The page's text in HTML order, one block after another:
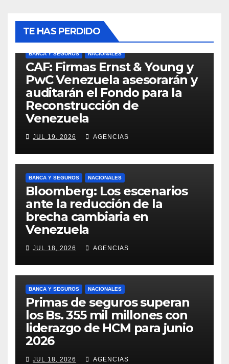
TE HAS PERDIDO
BANCA Y SEGUROS NACIONALES
CAF: Firmas Ernst & Young y
PwC Venezuela asesorarán y
auditarán el Fondo para la
Reconstrucción de
Venezuela
JUL 19, 2026 AGENCIAS
BANCA Y SEGUROS NACIONALES
Bloomberg: Los escenarios
ante la reducción de la
brecha cambiaria en
Venezuela
JUL 18, 2026 AGENCIAS
BANCA Y SEGUROS NACIONALES
Primas de seguros superan
los Bs. 355 mil millones con
liderazgo de HCM para junio
2026
JUL 18, 2026 AGENCIAS